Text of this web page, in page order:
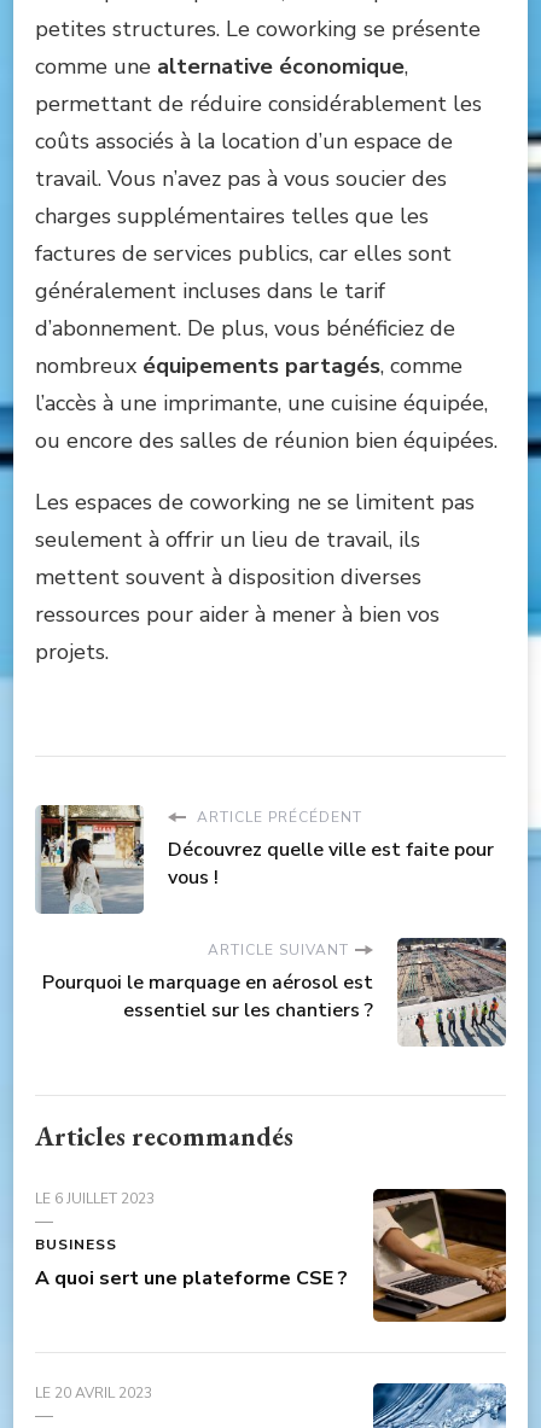
petites structures. Le coworking se présente
comme une alternative économique,
permettant de réduire considérablement les
coûts associés à la location d’un espace de
travail. Vous n’avez pas à vous soucier des
charges supplémentaires telles que les
factures de services publics, car elles sont
généralement incluses dans le tarif
d’abonnement. De plus, vous bénéficiez de
nombreux équipements partagés, comme
l’accès à une imprimante, une cuisine équipée,
ou encore des salles de réunion bien équipées.
Les espaces de coworking ne se limitent pas
seulement à offrir un lieu de travail, ils
mettent souvent à disposition diverses
ressources pour aider à mener à bien vos
projets.
ARTICLE PRÉCÉDENT
Découvrez quelle ville est faite pour
vous !
ARTICLE SUIVANT
Pourquoi le marquage en aérosol est
essentiel sur les chantiers ?
Articles recommandés
LE 6 JUILLET 2023
BUSINESS
A quoi sert une plateforme CSE ?
LE 20 AVRIL 2023